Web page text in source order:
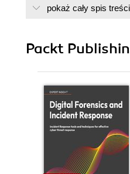
6. Managing Data
Pipelines Using
10. Monitoring Data
pokaż cały spis treści
Packt